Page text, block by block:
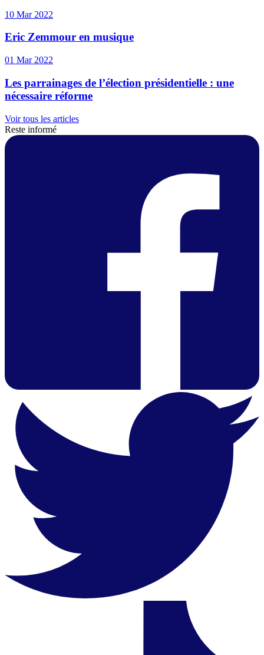
10 Mar 2022
Eric Zemmour en musique
01 Mar 2022
Les parrainages de l’élection présidentielle : une
nécessaire réforme
Voir tous les articles
Reste informé